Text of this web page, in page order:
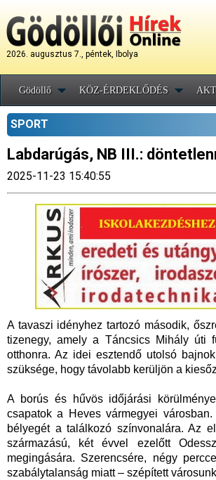
2026. augusztus 7., péntek, Ibolya
Gödöllő KÖZ-ÉRDEKLŐDÉS
SPORT
Labdarúgás, NB III.:
2025-11-23 15:40:55
A tavaszi idényhez tartozó második,
tizenegy, amely a Táncsics Mihály úti
otthonra. Az idei esztendő utolsó
szüksége, hogy távolabb kerüljön a
A borús és hűvös időjárási
csapatok a Heves vármegyei
bélyegét a találkozó színvonalára. Az
származású, két évvel ezelőtt
megingására. Szerencsére, négy
szabálytalanság miatt – szépített